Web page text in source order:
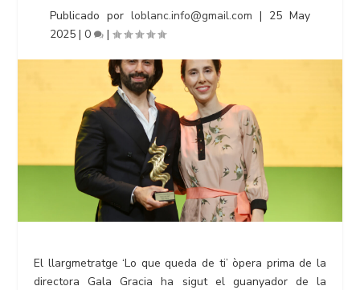
Publicado porloblanc.info@gmail.com | 25 May
2025 |0 |
El llargmetratge ‘Lo que queda de ti’ òpera prima de la
directora Gala Gracia ha sigut el guanyador de la